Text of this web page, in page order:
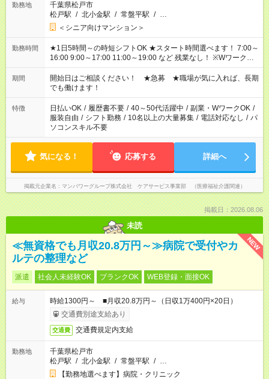
勤務地
千葉県松戸市
松戸駅 / 北小金駅 / 常盤平駅 / …
＜シニア向けマンション＞
勤務時間
★1日5時間～の時短シフトOK ★スタート時間選べます！ 7:00～
16:00 9:00～17:00 11:00～19:00 など 残業なし！ ※Wワークの
場合、他のお仕事と合わせ週40時間超の就業はご案内できませ
ん ※法令に基づき、週20時間以上勤務は社会保険への加入対象
となります ※労働者派遣法（日雇い派遣の原則禁止）により、
短時間・短期間の就業はご案内が難しい場合があります
期間
開始日はご相談ください！ ★急募 ★職場が気に入れば、長期
でも働けます！
特徴 日払いOK / 履歴書不要 / 40～50代活躍中 / 副業・WワークOK /
服装自由 / シフト勤務 / 10名以上の大量募集 / 電話対応なし / パ
ソコンスキル不要
気になる！ 応募する 詳細へ
掲載元企業名 マンパワーグループ株式会社 ケアサービス事業部 （医療福祉介護関連）
掲載日：2026.08.06
未読
NEW
≪無資格でも月収20.8万円～≫病院で受付やカ
ルテの整理など
派遣 社会人未経験OK ブランクOK WEB登録・面接OK
給与
時給1300円～ ■月収20.8万円～（日収1万400円×20日）
交通費別途支給あり
交通費 交通費規定内支給
勤務地
千葉県松戸市
松戸駅 / 北小金駅 / 常盤平駅 / …
【勤務地選べます】病院・クリニック